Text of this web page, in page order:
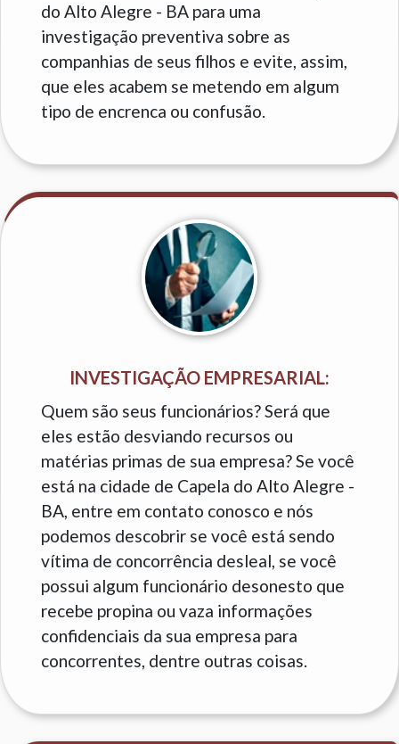
do Alto Alegre - BA para uma
investigação preventiva sobre as
companhias de seus filhos e evite, assim,
que eles acabem se metendo em algum
tipo de encrenca ou confusão.
INVESTIGAÇÃO EMPRESARIAL:
Quem são seus funcionários? Será que
eles estão desviando recursos ou
matérias primas de sua empresa? Se você
está na cidade de Capela do Alto Alegre -
BA, entre em contato conosco e nós
podemos descobrir se você está sendo
vítima de concorrência desleal, se você
possui algum funcionário desonesto que
recebe propina ou vaza informações
confidenciais da sua empresa para
concorrentes, dentre outras coisas.